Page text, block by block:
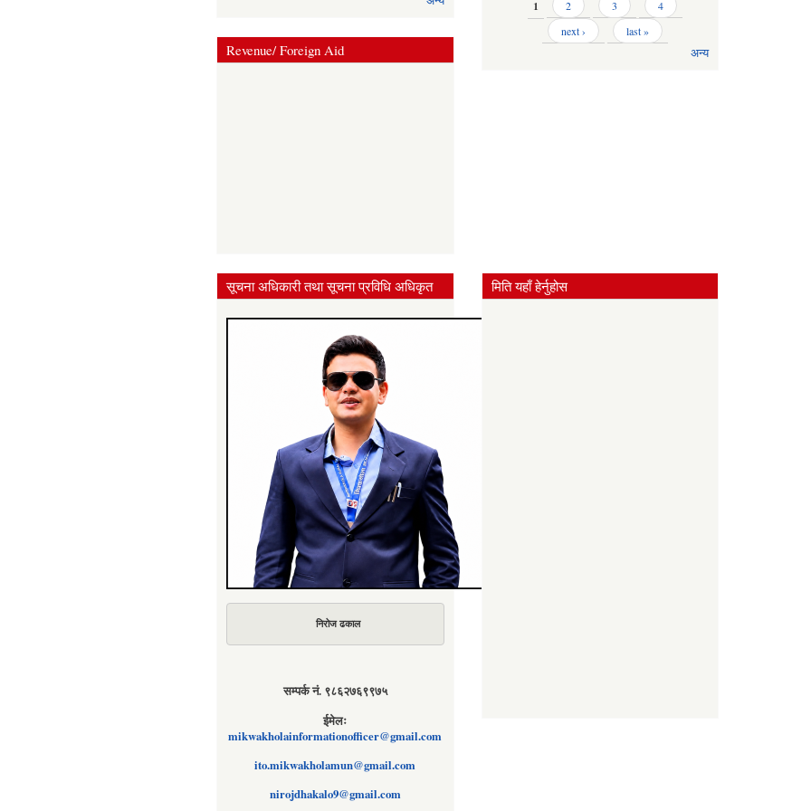
Revenue/ Foreign Aid
1 2 3
4
next ›
last »
अन्य
सूचना अधिकारी तथा सूचना प्रविधि अधिकृत
निरोज ढकाल
सम्पर्क नं. ९८६२७६९९७५
ईमेलः
mikwakholainformationofficer@gmail.com
ito.mikwakholamun@gmail.com
nirojdhakalo9@gmail.com
मिति यहाँ हेर्नुहोस